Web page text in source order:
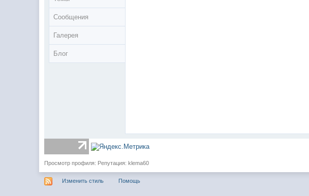
Сообщения
Галерея
Блог
Просмотр профиля: Репутация: klema60
Изменить стиль Помощь